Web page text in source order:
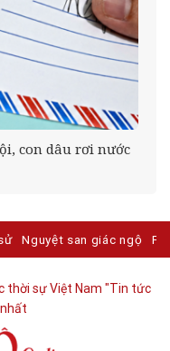
con dâu rơi nước
Nguyệt san giác ngộ
thời sự Việt Nam "Tin tức